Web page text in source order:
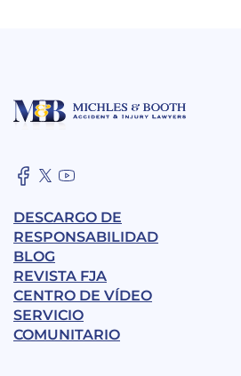
DESCARGO DE
RESPONSABILIDAD
BLOG
REVISTA FJA
CENTRO DE VÍDEO
SERVICIO
COMUNITARIO